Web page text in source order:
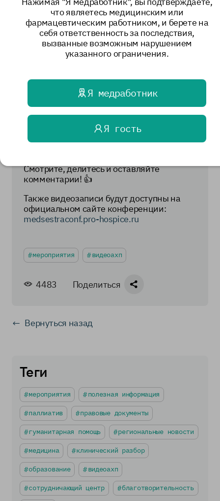
докладов XI Ежегодной конференции с
международным участием «Роль
медицинской сестры в паллиативной
помощи», которая состоялась 30 и 31
октября 2025 года.
Зал «Сокольники-2» -
https://rutube.ru/plst/1371102
Зал «Сокольники-1» -
https://rutube.ru/plst/1371106
Смотрите, делитесь и оставляйте
комментарии! 👍
Также видеозаписи будут доступны на
официальном сайте конференции:
medsestraconf.pro-hospice.ru
мероприятия видеоахп
4483 Поделиться
Вернуться назад
Теги
мероприятия полезная информация
паллиатив правовые документы
гуманитарная помощь региональные новости
медицина клинический разбор
образование видеоахп
сотрудничающий центр благотворительность
что являетесь медицинским или
фармацевтическим работником, и берете на
себя ответственность за последствия,
вызванные возможным нарушением
указанного ограничения.
Я медработник
Я гость